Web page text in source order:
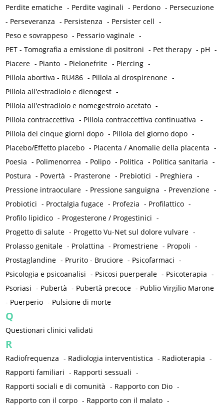
Perdite ematiche - Perdite vaginali - Perdono - Persecuzione
- Perseveranza - Persistenza - Persister cell -
Peso e sovrappeso - Pessario vaginale -
PET - Tomografia a emissione di positroni - Pet therapy - pH -
Piacere - Pianto - Pielonefrite - Piercing -
Pillola abortiva - RU486 - Pillola al drospirenone -
Pillola all'estradiolo e dienogest -
Pillola all'estradiolo e nomegestrolo acetato -
Pillola contraccettiva - Pillola contraccettiva continuativa -
Pillola dei cinque giorni dopo - Pillola del giorno dopo -
Placebo/Effetto placebo - Placenta / Anomalie della placenta -
Poesia - Polimenorrea - Polipo - Politica - Politica sanitaria -
Postura - Povertà - Prasterone - Prebiotici - Preghiera -
Pressione intraoculare - Pressione sanguigna - Prevenzione -
Probiotici - Proctalgia fugace - Profezia - Profilattico -
Profilo lipidico - Progesterone / Progestinici -
Progetto di salute - Progetto Vu-Net sul dolore vulvare -
Prolasso genitale - Prolattina - Promestriene - Propoli -
Prostaglandine - Prurito - Bruciore - Psicofarmaci -
Psicologia e psicoanalisi - Psicosi puerperale - Psicoterapia -
Psoriasi - Pubertà - Pubertà precoce - Publio Virgilio Marone
- Puerperio - Pulsione di morte
Q
Questionari clinici validati
R
Radiofrequenza - Radiologia interventistica - Radioterapia -
Rapporti familiari - Rapporti sessuali -
Rapporti sociali e di comunità - Rapporto con Dio -
Rapporto con il corpo - Rapporto con il malato -